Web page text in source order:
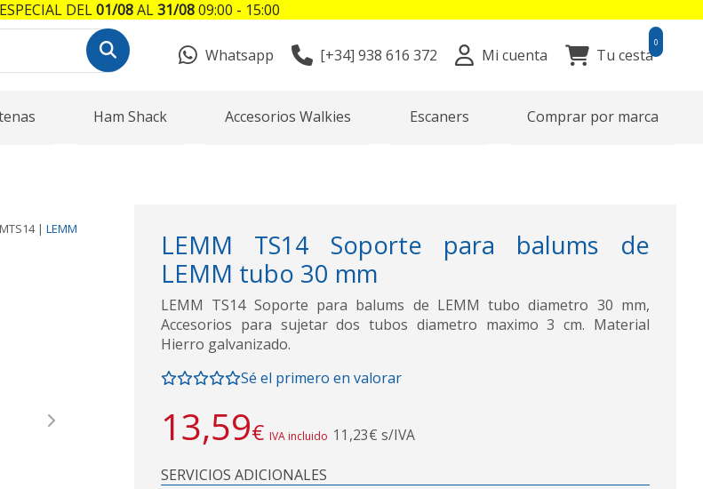
Whatsapp [+34] 938 616 372 Mi cuenta Tu cesta
0
Ham Shack Accesorios Walkies Escaners Comprar por marca
| LEMM
Next
LEMM TS14 Soporte para balums de
LEMM tubo 30 mm
LEMM TS14 Soporte para balums de LEMM tubo diametro 30 mm,
Accesorios para sujetar dos tubos diametro maximo 3 cm. Material
Hierro galvanizado.
Sé el primero en valorar
13,59€ IVA incluido 11,23€ s/IVA
SERVICIOS ADICIONALES
DEL01/08AL31/0809:00 - 15:00